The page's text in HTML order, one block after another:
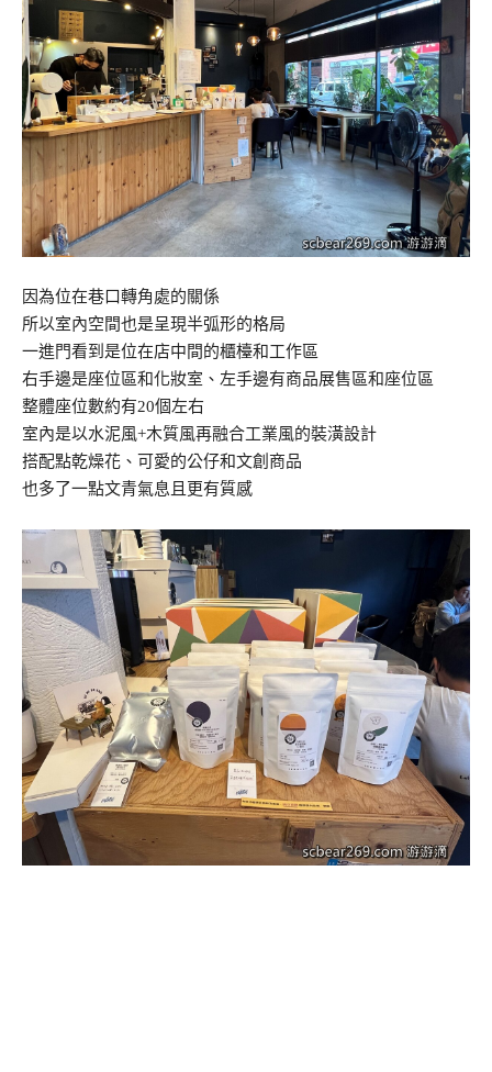
因為位在巷口轉角處的關係
所以室內空間也是呈現半弧形的格局
一進門看到是位在店中間的櫃檯和工作區
右手邊是座位區和化妝室、左手邊有商品展售區和座位區
整體座位數約有20個左右
室內是以水泥風+木質風再融合工業風的裝潢設計
搭配點乾燥花、可愛的公仔和文創商品
也多了一點文青氣息且更有質感